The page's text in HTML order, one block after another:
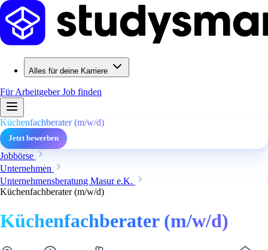
Alles für deine Karriere
Für ArbeitgeberJob finden
Küchenfachberater (m/w/d)
Jetzt bewerben
Jobbörse
Unternehmen
Unternehmensberatung Masur e.K.
Küchenfachberater (m/w/d)
Küchenfachberater (m/w/d)